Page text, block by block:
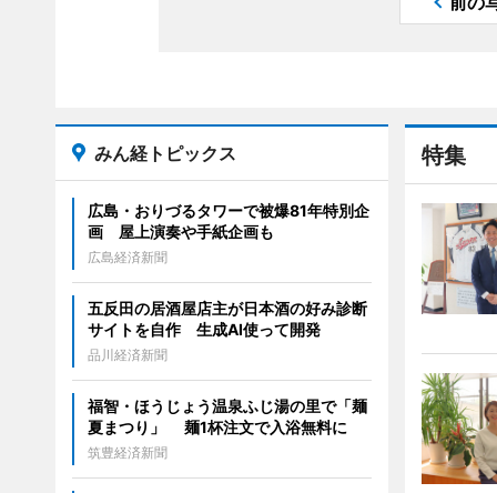
特集
みん経トピックス
広島・おりづるタワーで被爆81年特別企
画 屋上演奏や手紙企画も
広島経済新聞
五反田の居酒屋店主が日本酒の好み診断
サイトを自作 生成AI使って開発
品川経済新聞
福智・ほうじょう温泉ふじ湯の里で「麺
夏まつり」 麺1杯注文で入浴無料に
筑豊経済新聞